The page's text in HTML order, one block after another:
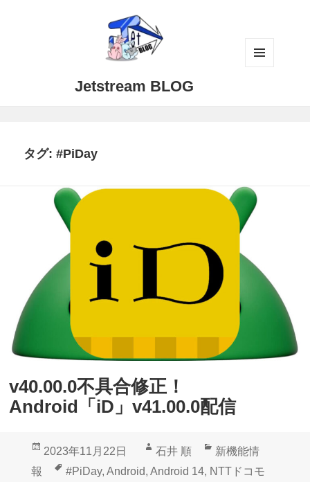
Jetstream BLOG
タグ:#PiDay
v40.00.0不具合修正！
Android「iD」v41.00.0配信
投
2023年11月22日
作
成
石井 順
カ
テ
新機能情
報
タ
#PiDay, Android, Android 14, NTTドコモ